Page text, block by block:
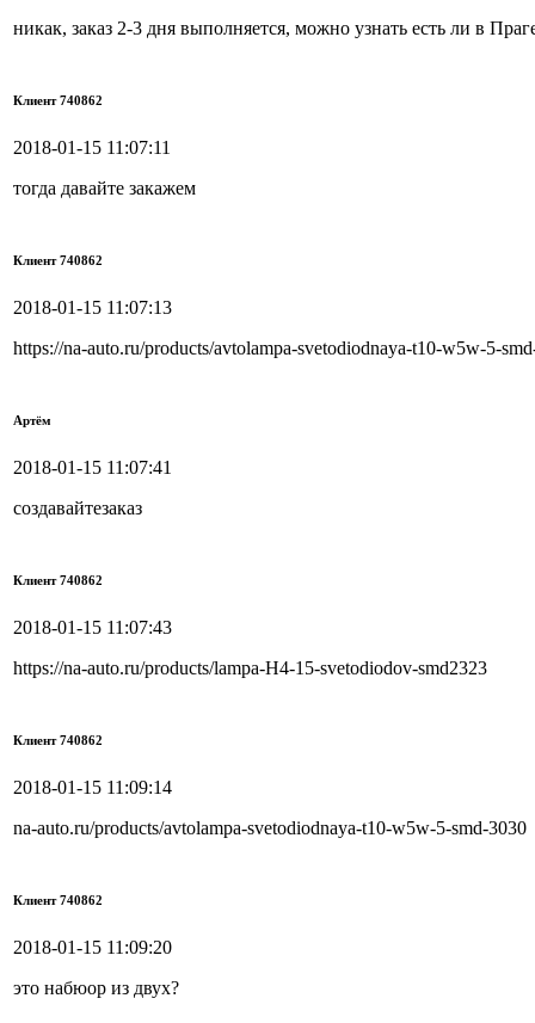
никак, заказ 2-3 дня выполняется, можно узнать есть ли в
Клиент 740862
2018-01-15 11:07:11
тогда давайте закажем
Клиент 740862
2018-01-15 11:07:13
https://na-auto.ru/products/avtolampa-svetodiodnaya-t10-w5w-5-
Артём
2018-01-15 11:07:41
создавайтезаказ
Клиент 740862
2018-01-15 11:07:43
https://na-auto.ru/products/lampa-H4-15-svetodiodov-smd2323
Клиент 740862
2018-01-15 11:09:14
na-auto.ru/products/avtolampa-svetodiodnaya-t10-w5w-5-smd-3030
Клиент 740862
2018-01-15 11:09:20
это набюор из двух?